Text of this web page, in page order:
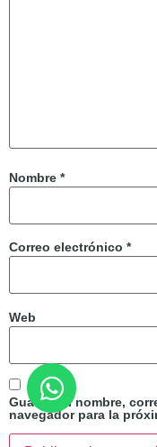
Nombre *
Correo electrónico *
Web
Guarda mi nombre,
navegador para la